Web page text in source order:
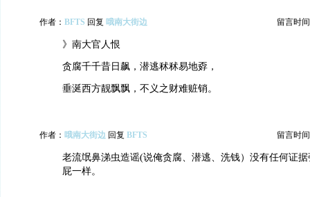
作者： BFTS 回复 哦南大街边 留言时
》南大官人恨
贪腐千千昔日飙，潜逃秫秫易地孬，
垂涎西方靓飘飘，不义之财难赃销。
作者： 哦南大街边 回复 BFTS 留言时
老流氓鼻涕虫造谣(说俺贪腐、潜逃、洗钱）没有任何证
屁一样。